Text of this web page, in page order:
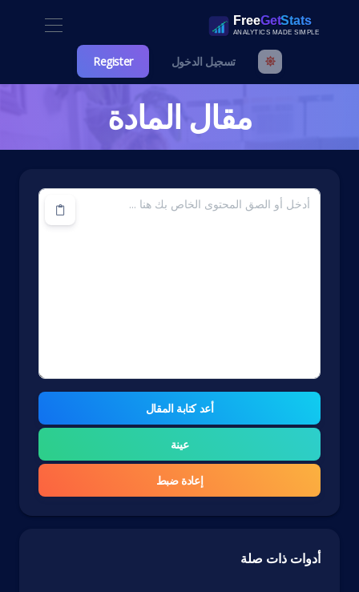
تسجيل الدخول Register
مقال المادة
أعد كتابة المقال
عينة
إعادة ضبط
أدوات ذات صلة